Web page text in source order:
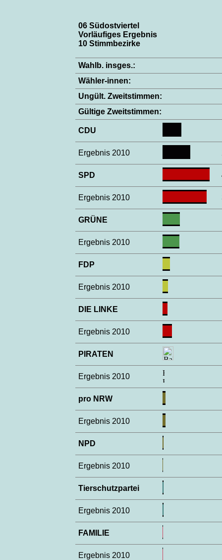
06 Südostviertel
Vorläufiges Ergebnis
10 Stimmbezirke
Wahlb. insges.:
Wähler-innen:
Ungült. Zweitstimmen:
Gültige Zweitstimmen:
CDU
Ergebnis 2010
SPD
Ergebnis 2010
GRÜNE
Ergebnis 2010
FDP
Ergebnis 2010
DIE LINKE
Ergebnis 2010
PIRATEN
Ergebnis 2010
pro NRW
Ergebnis 2010
NPD
Ergebnis 2010
Tierschutzpartei
Ergebnis 2010
FAMILIE
Ergebnis 2010